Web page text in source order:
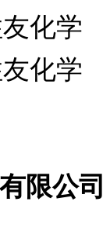
化学
化学
限公司